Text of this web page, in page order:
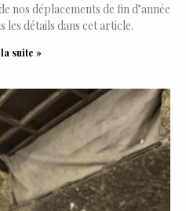
nos déplacements de fin d’année
les détails dans cet article.
suite »